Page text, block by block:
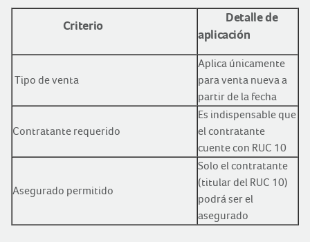
Criterio
Detalle de
aplicación
Tipo de venta
Aplica únicamente
para venta nueva a
partir de la fecha
Contratante requerido
Es indispensable que
el contratante
cuente con RUC 10
Asegurado permitido
Solo el contratante
(titular del RUC 10)
podrá ser el
asegurado